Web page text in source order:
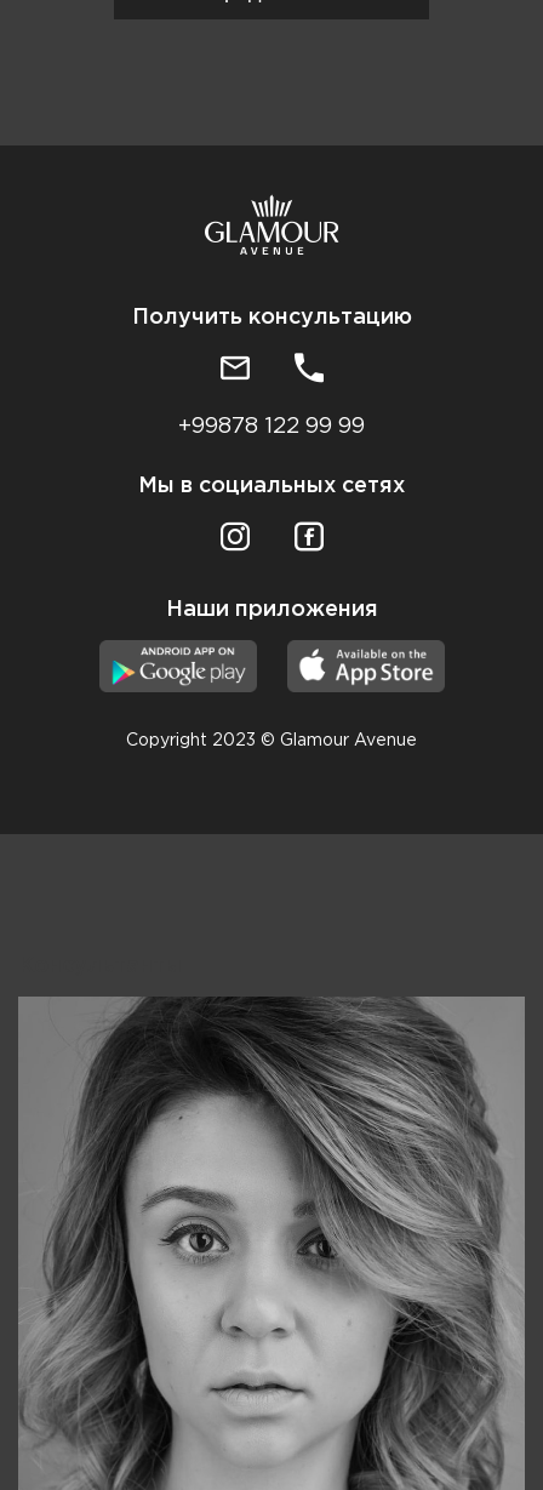
Получить консультацию
+99878 122 99 99
Мы в социальных сетях
Наши приложения
Copyright 2023 © Glamour Avenue